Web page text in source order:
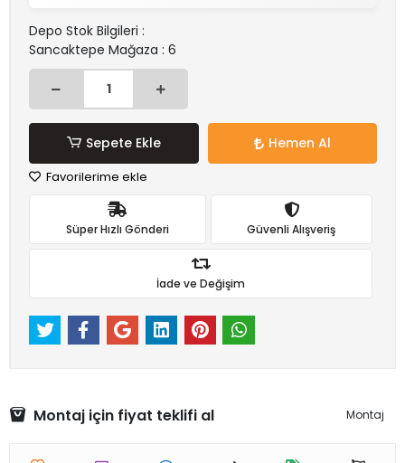
Depo Stok Bilgileri :
Sancaktepe Mağaza : 6
Sepete Ekle Hemen Al
Favorilerime ekle
Süper Hızlı Gönderi Güvenli Alışveriş
İade ve Değişim
Montaj için fiyat teklifi al Montaj